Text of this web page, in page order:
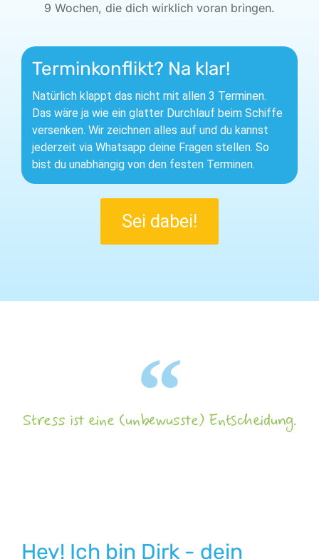
9 Wochen, die dich wirklich voran bringen.
Terminkonflikt? Na klar!
Natürlich klappt das nicht mit allen 3 Terminen.
Das wäre ja wie ein glatter Durchlauf beim Schiffe
versenken. Wir zeichnen alles auf und du kannst
jederzeit via Whatsapp deine Fragen stellen. So
bist du unabhängig von den festen Terminen.
Sei dabei!
Stress ist eine (unbewusste) Entscheidung.
Hey! Ich bin Dirk - dein